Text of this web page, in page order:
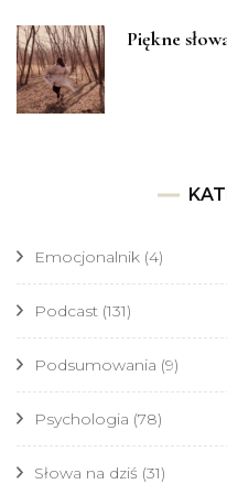
Piękne
Emocjonalnik (4)
Podcast (131)
Podsumowania (9)
Psychologia (78)
Słowa na dziś (31)